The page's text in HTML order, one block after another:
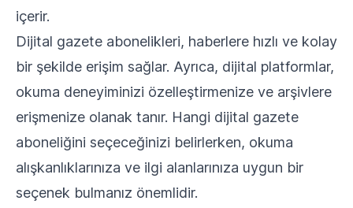
içerir.
Dijital gazete abonelikleri, haberlere hızlı ve kolay
bir şekilde erişim sağlar. Ayrıca, dijital platformlar,
okuma deneyiminizi özelleştirmenize ve arşivlere
erişmenize olanak tanır. Hangi dijital gazete
aboneliğini seçeceğinizi belirlerken, okuma
alışkanlıklarınıza ve ilgi alanlarınıza uygun bir
seçenek bulmanız önemlidir.